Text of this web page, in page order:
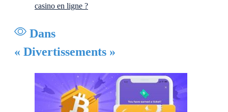
casino en ligne ?
Dans
« Divertissements »